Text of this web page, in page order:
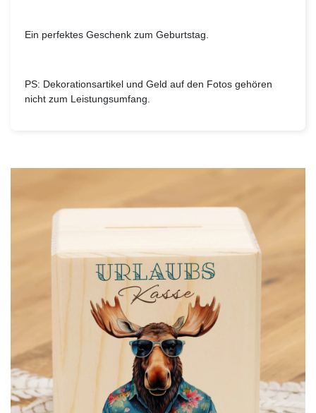
Ein perfektes Geschenk zum Geburtstag.
PS: Dekorationsartikel und Geld auf den Fotos gehören
nicht zum Leistungsumfang.